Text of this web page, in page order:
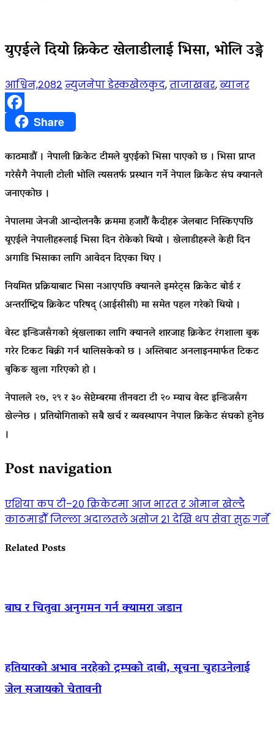
युएईले दियो क्रिकेट खेलाडीलाई भिसा, भोलि उड्ने
आश्विन,२०८२ न्युजनेपा डेस्कखेलकुद,ताजाखबर,ब्यानर
FacebookShare
काठमाडौं । नेपाली क्रिकेट टीमले युएईको भिसा पाएको छ । भिसा प्राप्त
गरेसँगै नेपाली टोली भोलि त्यसतर्फ प्रस्थान गर्ने नेपाल क्रिकेट संघ क्यानले
जनाएकोछ ।
नेपालमा जेनजी आन्दोलनकै क्रममा हजारौं कैदीहरू जेलबाट निस्किएपछि
यूएईले नेपालीहरूलाई भिसा दिन रोकेको थियो । खेलाडीहरूले केही दिन
अगाडि भिसाका लागि आवेदन दिएका थिए ।
नियमित प्रक्रियाबाट भिसा नआएपछि क्यानले इमरेट्स क्रिकेट बोर्ड र
अन्तर्राष्ट्रिय क्रिकेट परिषद् (आईसीसी) मा समेत पहल गरेको थियो ।
वेस्ट इन्डिजसँगको श्रृंखलाका लागि क्यानले शारजाह क्रिकेट रंगशाला बुक
गरेर टिकट बिक्री गर्न थालिसकेको छ । अस्तिबाट अनलाइनमार्फत टिकट
बुकिङ खुला गरिएको हो ।
नेपालले २७, २९ र ३० सेप्टेम्बरमा तीनवटा टी २० म्याच वेस्ट इन्डिजसँग
खेल्नेछ । प्रतियोगिताको सबै खर्च र व्यवस्थापन नेपाल क्रिकेट संघको हुनेछ
।
Post navigation
एशिया कप टी–२० क्रिकेटमा आज भारत र ओमान खेल्दै
काठमाडौँ जिल्ला अदालतले असोज २१ देखि थप सेवा सुरु गर्ने
Related Posts
बाघ र चितुवा अनुगमन गर्न क्यामरा जडान
हतियारको अभाव नरहेको ट्रम्पको दाबी, सूचना चुहाउनेलाई
जेल सजायको चेतावनी